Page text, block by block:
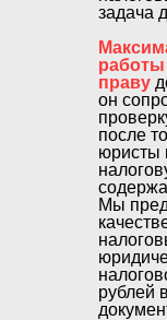
задача
праву
он
после
юристы
Мы
рублей